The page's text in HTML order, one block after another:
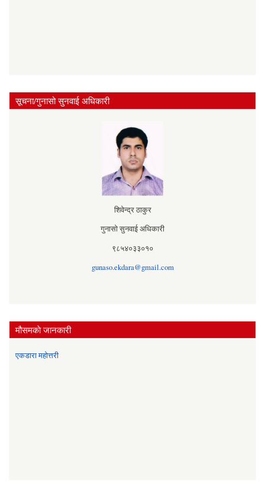
सूचना/गुनासो सुनवाई अधिकारी
शिवेन्द्र ठाकुर
गुनासो सुनवाई अधिकारी
९८५४०३३०१०
gunaso.ekdara@gmail.com
मौसमकाे जानकारी
एकडारा महोत्तरी